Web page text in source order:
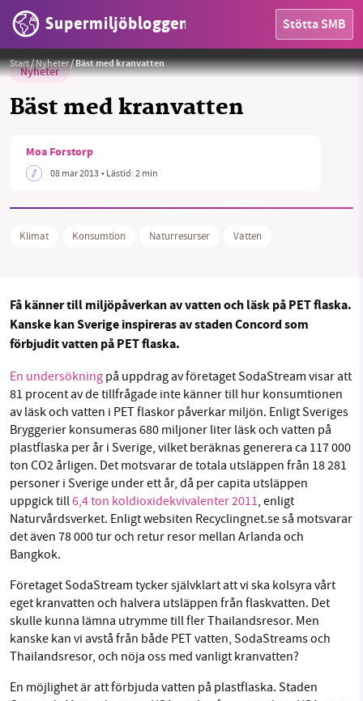
Supermiljöbloggen Stötta SMB
HEM
MILJÖFAKTA
Sök
Facebook Instagram BlueSky
Threads LinkedIn
Start/Nyheter/Bäst med kranvatten
Nyheter
Bäst med kranvatten
Moa Forstorp
08 mar 2013• Lästid:2 min
Klimat Konsumtion Naturresurser Vatten
Få känner till miljöpåverkan av vatten och läsk på PET flaska.
Kanske kan Sverige inspireras av staden Concord som
förbjudit vatten på PET flaska.
En undersökning på uppdrag av företaget SodaStream visar att
81 procent av de tillfrågade inte känner till hur konsumtionen
av läsk och vatten i PET flaskor påverkar miljön. Enligt Sveriges
Bryggerier konsumeras 680 miljoner liter läsk och vatten på
plastflaska per år i Sverige, vilket beräknas generera ca 117 000
ton CO2 årligen. Det motsvarar de totala utsläppen från 18 281
personer i Sverige under ett år, då per capita utsläppen
uppgick till6,4 ton koldioxidekvivalenter 2011, enligt
Naturvårdsverket. Enligt websiten Recyclingnet.se så motsvarar
det även 78 000 tur och retur resor mellan Arlanda och
Bangkok.
Företaget SodaStream tycker självklart att vi ska kolsyra vårt
eget kranvatten och halvera utsläppen från flaskvatten. Det
skulle kunna lämna utrymme till fler Thailandsresor. Men
kanske kan vi avstå från både PET vatten, SodaStreams och
Thailandsresor, och nöja oss med vanligt kranvatten?
En möjlighet är att förbjuda vatten på plastflaska. Staden
SMB kämpar för en hållbar framtid. Sedan
starten 2010 har vår ideella redaktion drivit
miljödebatten framåt genom
nyhetsbevakning och granskningar. Nu vill vi
utveckla vårt arbete – och vi hoppas att du
vill hjälpa oss.
Stötta vårt arbete genom att swisha en slant till
1231368703
Läs vad vi vill göra